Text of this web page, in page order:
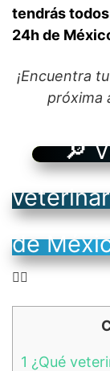
tendrás
24h de
¡Encuentra
próxima
🔎
de
👉🏻
1 ¿Qué